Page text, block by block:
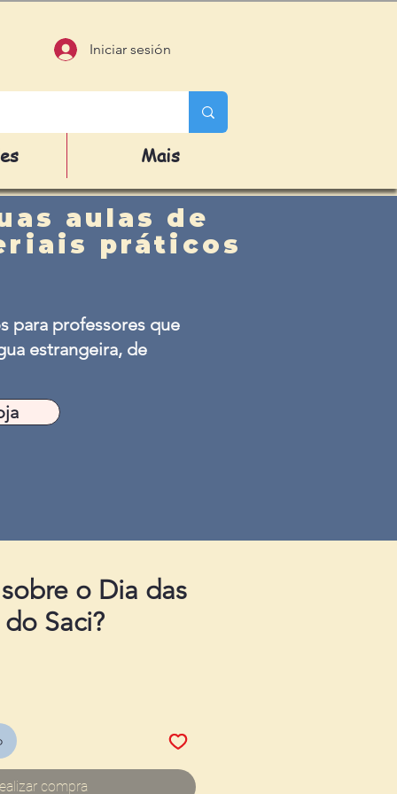
Iniciar sesión
Mais
aulas de
práticos
para professores que
estrangeira, de
o Dia das
Saci?
compra